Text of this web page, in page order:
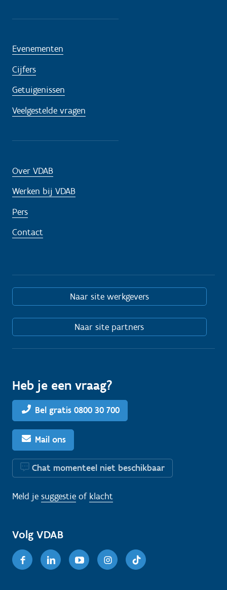
Evenementen
Cijfers
Getuigenissen
Veelgestelde vragen
Over VDAB
Werken bij VDAB
Pers
Contact
Naar site werkgevers
Naar site partners
Heb je een vraag?
Bel gratis 0800 30 700
Mail ons
Chat momenteel niet beschikbaar
Meld je suggestie of klacht
Volg VDAB
FacebookLinkedinYoutubeInstagram